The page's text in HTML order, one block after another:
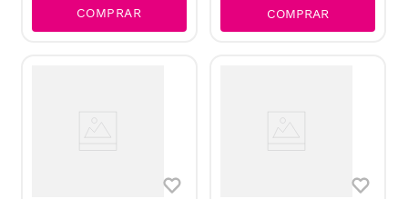
COMPRAR COMPRAR